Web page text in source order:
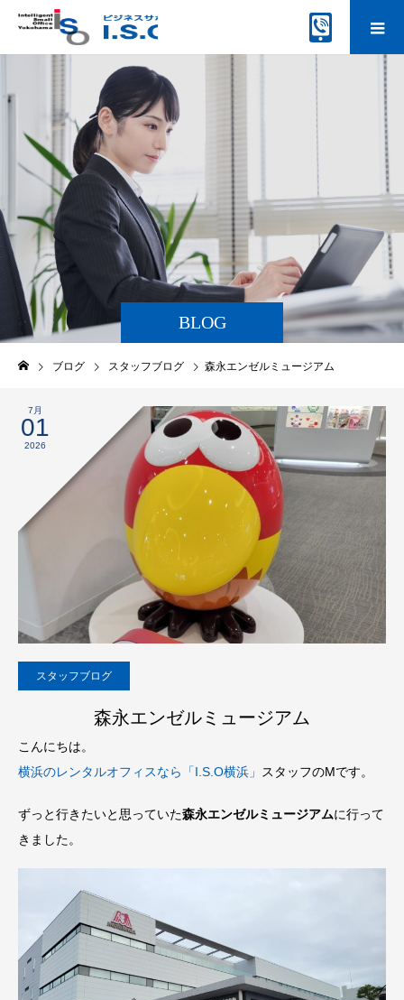
BLOG
ブログ スタッフブログ 森永エンゼルミュージアム
7月
01
2026
スタッフブログ
森永エンゼルミュージアム
こんにちは。
横浜のレンタルオフィスなら「I.S.O横浜」
スタッフのMです。
ずっと行きたいと思っていた森永エンゼルミュージアムに行って
きました。